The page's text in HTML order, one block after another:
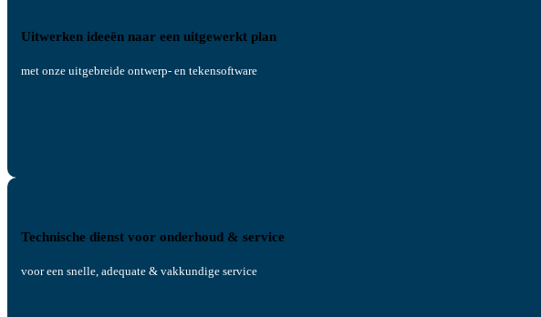
Uitwerken ideeën naar een uitgewerkt plan
met onze uitgebreide ontwerp- en tekensoftware
Technische dienst voor onderhoud & service
voor een snelle, adequate & vakkundige service